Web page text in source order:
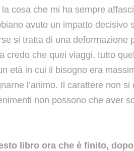
cosa che mi ha sempre
avuto un impatto decisivo
si tratta di una deformazione
credo che quei viaggi, tutto
età in cui il bisogno era
l’animo. Il carattere non si
non possono che aver
libro ora che è finito,